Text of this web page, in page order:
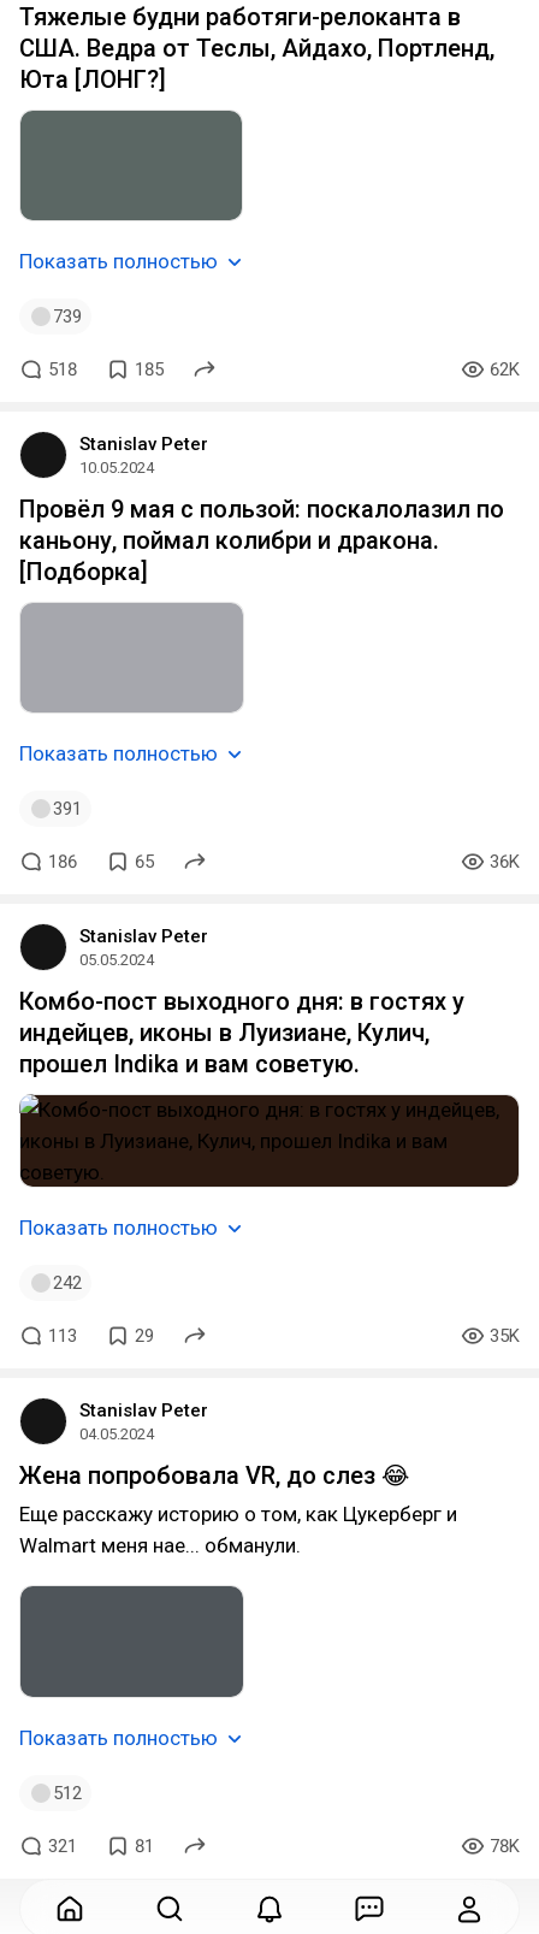
Тяжелые будни работяги-релоканта в
США. Ведра от Теслы, Айдахо, Портленд,
Юта [ЛОНГ?]
Показать полностью
739
518 185 62K
Stanislav Peter
10.05.2024
Провёл 9 мая с пользой: поскалолазил по
каньону, поймал колибри и дракона.
[Подборка]
Показать полностью
391
186 65 36K
Stanislav Peter
05.05.2024
Комбо-пост выходного дня: в гостях у
индейцев, иконы в Луизиане, Кулич,
прошел Indika и вам советую.
Показать полностью
242
113 29 35K
Stanislav Peter
04.05.2024
Жена попробовала VR, до слез 😂
Еще расскажу историю о том, как Цукерберг и
Walmart меня нае... обманули.
Показать полностью
512
321 81 78K